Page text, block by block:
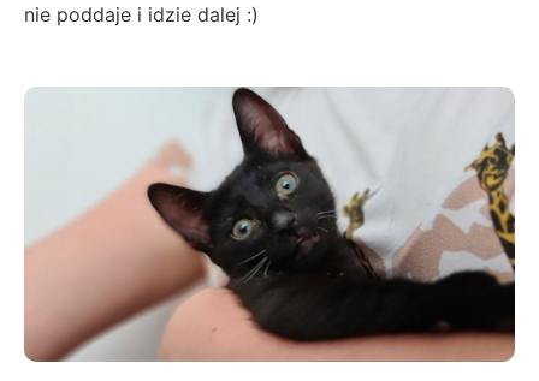
nie poddaje i idzie dalej :)